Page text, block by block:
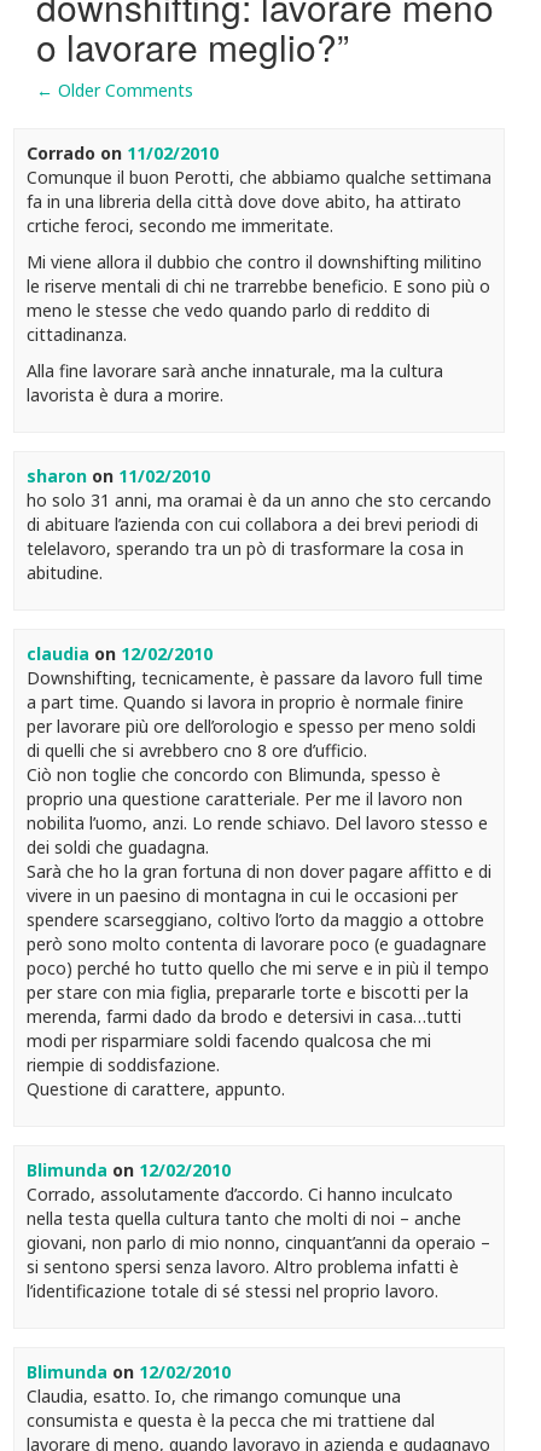
o lavorare meglio?”
Comment
navigation
← Older Comments
Corrado on 11/02/2010
Comunque il buon Perotti, che abbiamo qualche settimana
fa in una libreria della città dove dove abito, ha attirato
crtiche feroci, secondo me immeritate.
Mi viene allora il dubbio che contro il downshifting militino
le riserve mentali di chi ne trarrebbe beneficio. E sono più o
meno le stesse che vedo quando parlo di reddito di
cittadinanza.
Alla fine lavorare sarà anche innaturale, ma la cultura
lavorista è dura a morire.
sharonon 11/02/2010
ho solo 31 anni, ma oramai è da un anno che sto cercando
di abituare l’azienda con cui collabora a dei brevi periodi di
telelavoro, sperando tra un pò di trasformare la cosa in
abitudine.
claudia on 12/02/2010
Downshifting, tecnicamente, è passare da lavoro full time
a part time. Quando si lavora in proprio è normale finire
per lavorare più ore dell’orologio e spesso per meno soldi
di quelli che si avrebbero cno 8 ore d’ufficio.
Ciò non toglie che concordo con Blimunda, spesso è
proprio una questione caratteriale. Per me il lavoro non
nobilita l’uomo, anzi. Lo rende schiavo. Del lavoro stesso e
dei soldi che guadagna.
Sarà che ho la gran fortuna di non dover pagare affitto e di
vivere in un paesino di montagna in cui le occasioni per
spendere scarseggiano, coltivo l’orto da maggio a ottobre
però sono molto contenta di lavorare poco (e guadagnare
poco) perché ho tutto quello che mi serve e in più il tempo
per stare con mia figlia, prepararle torte e biscotti per la
merenda, farmi dado da brodo e detersivi in casa…tutti
modi per risparmiare soldi facendo qualcosa che mi
riempie di soddisfazione.
Questione di carattere, appunto.
Blimunda on 12/02/2010
Corrado, assolutamente d’accordo. Ci hanno inculcato
nella testa quella cultura tanto che molti di noi – anche
giovani, non parlo di mio nonno, cinquant’anni da operaio –
si sentono spersi senza lavoro. Altro problema infatti è
l’identificazione totale di sé stessi nel proprio lavoro.
Blimunda on 12/02/2010
Claudia, esatto. Io, che rimango comunque una
consumista e questa è la pecca che mi trattiene dal
lavorare di meno, quando lavoravo in azienda e gudagnavo